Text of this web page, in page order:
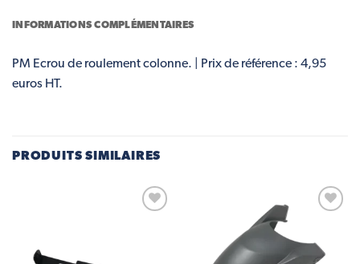
INFORMATIONS COMPLÉMENTAIRES
PM Ecrou de roulement colonne. | Prix de référence : 4,95
euros HT.
PRODUITS SIMILAIRES